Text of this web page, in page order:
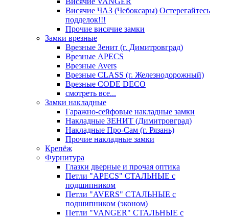
Висячие ЧАЗ (Чебоксары) Остерегайтесь
подделок!!!
Прочие висячие замки
Замки врезные
Врезные Зенит (г. Димитровград)
Врезные APECS
Врезные Avers
Врезные CLASS (г. Железнодорожный)
Врезные CODE DECO
смотреть все...
Замки накладные
Гаражно-сейфовые накладные замки
Накладные ЗЕНИТ (Димитровград)
Накладные Про-Сам (г. Рязань)
Прочие накладные замки
Крепёж
Фурнитура
Глазки дверные и прочая оптика
Петли "APECS" СТАЛЬНЫЕ с
подшипником
Петли "AVERS" СТАЛЬНЫЕ с
подшипником (эконом)
Петли "VANGER" СТАЛЬНЫЕ с